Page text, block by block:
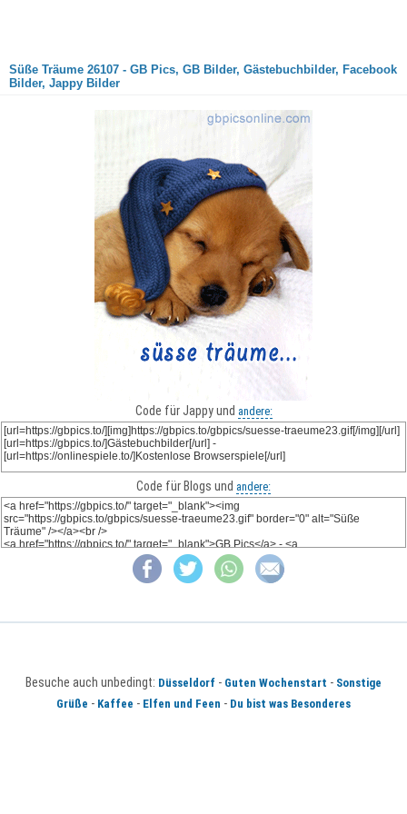
Süße Träume 26107 - GB Pics, GB Bilder, Gästebuchbilder, Facebook
Bilder, Jappy Bilder
Code für Jappy und andere:
Code für Blogs und andere:
Besuche auch unbedingt: Düsseldorf - Guten Wochenstart - Sonstige
Grüße - Kaffee - Elfen und Feen - Du bist was Besonderes